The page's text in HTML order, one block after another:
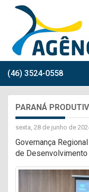
(46) 3524-0558
PARANÁ
sexta, 28 de junho de
Governança
de Desenvolvimento